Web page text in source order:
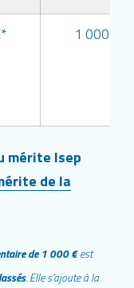
1 000 €*
mérite Isep
de la
de 1 000 €est
. Elle s’ajoute à la